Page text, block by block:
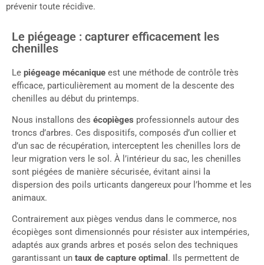
prévenir toute récidive.
Le piégeage : capturer efficacement les
chenilles
Le piégeage mécanique est une méthode de contrôle très
efficace, particulièrement au moment de la descente des
chenilles au début du printemps.
Nous installons des écopièges professionnels autour des
troncs d’arbres. Ces dispositifs, composés d’un collier et
d’un sac de récupération, interceptent les chenilles lors de
leur migration vers le sol. À l’intérieur du sac, les chenilles
sont piégées de manière sécurisée, évitant ainsi la
dispersion des poils urticants dangereux pour l’homme et les
animaux.
Contrairement aux pièges vendus dans le commerce, nos
écopièges sont dimensionnés pour résister aux intempéries,
adaptés aux grands arbres et posés selon des techniques
garantissant un taux de capture optimal . Ils permettent de